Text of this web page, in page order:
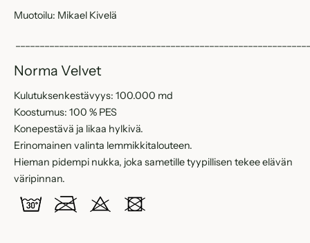
Muotoilu: Mikael Kivelä
Norma Velvet
Kulutuksenkestävyys: 100.000 md
Koostumus: 100 % PES
Konepestävä ja likaa hylkivä.
Erinomainen valinta lemmikkitalouteen.
Hieman pidempi nukka, joka sametille tyypillisen tekee elävän
väripinnan.